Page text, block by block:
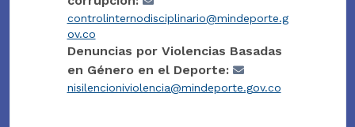
controlinternodisciplinario@mindeporte.g
ov.co
Denuncias por Violencias Basadas
en Género en el Deporte:
nisilencioniviolencia@mindeporte.gov.co